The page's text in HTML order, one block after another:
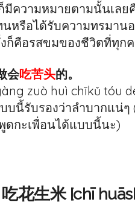
มีความหมายตามนั้นเลย
หรือได้รับความทรมาน
ก็คือรสขมของชีวิตที่ทุก
会吃苦头的。
zuò huì chīkǔ tóu
บนี้รับรองว่าลำบากแน่
ดกะเพื่อนได้แบบนี้นะ)
花生米 [chī